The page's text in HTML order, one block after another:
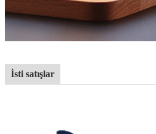
İsti satışlar